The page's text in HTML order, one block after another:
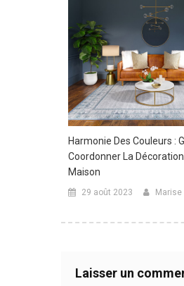
Harmonie Des Couleurs :
Coordonner La
Maison
29 août 2023 Marise
Laisser un